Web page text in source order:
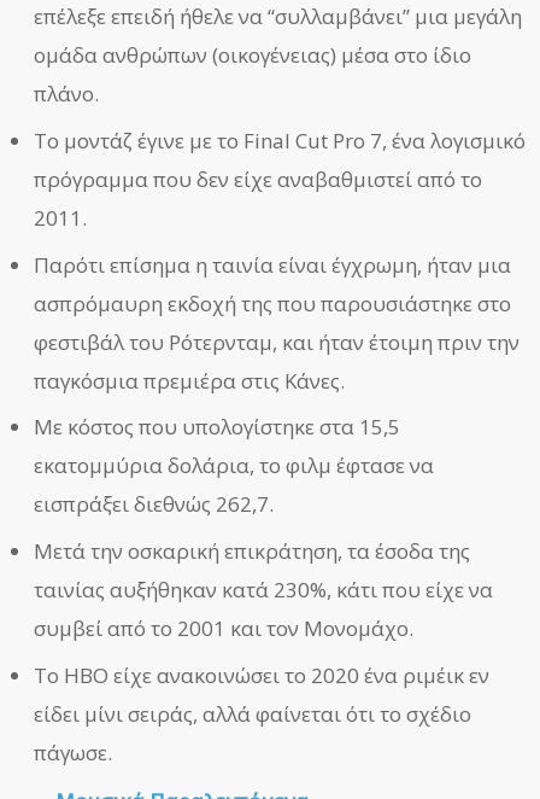
επέλεξε επειδή ήθελε να “συλλαμβάνει” μια μεγάλη
ομάδα ανθρώπων (οικογένειας) μέσα στο ίδιο
πλάνο.
Το μοντάζ έγινε με το Final Cut Pro 7, ένα λογισμικό
πρόγραμμα που δεν είχε αναβαθμιστεί από το
2011.
Παρότι επίσημα η ταινία είναι έγχρωμη, ήταν μια
ασπρόμαυρη εκδοχή της που παρουσιάστηκε στο
φεστιβάλ του Ρότερνταμ, και ήταν έτοιμη πριν την
παγκόσμια πρεμιέρα στις Κάνες.
Με κόστος που υπολογίστηκε στα 15,5
εκατομμύρια δολάρια, το φιλμ έφτασε να
εισπράξει διεθνώς 262,7.
Μετά την οσκαρική επικράτηση, τα έσοδα της
ταινίας αυξήθηκαν κατά 230%, κάτι που είχε να
συμβεί από το 2001 και τον Μονομάχο.
Το HBO είχε ανακοινώσει το 2020 ένα ριμέικ εν
είδει μίνι σειράς, αλλά φαίνεται ότι το σχέδιο
πάγωσε.